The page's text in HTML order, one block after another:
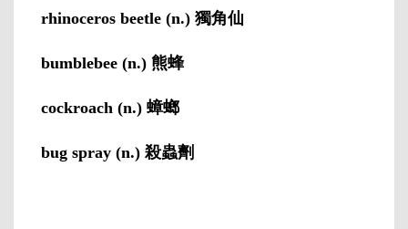
rhinoceros beetle (n.) 獨角仙
bumblebee (n.) 熊蜂
cockroach (n.) 蟑螂
bug spray (n.) 殺蟲劑